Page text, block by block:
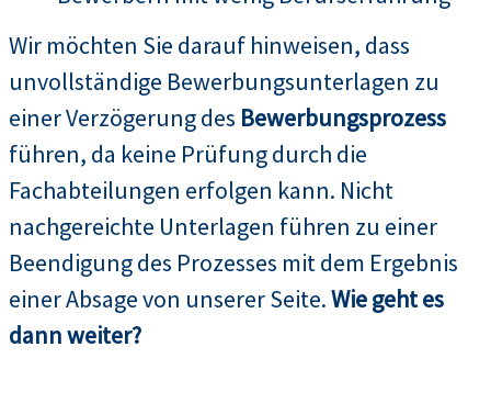
Wir möchten Sie darauf hinweisen, dass
unvollständige Bewerbungsunterlagen zu
einer Verzögerung des Bewerbungsprozess
führen, da keine Prüfung durch die
Fachabteilungen erfolgen kann. Nicht
nachgereichte Unterlagen führen zu einer
Beendigung des Prozesses mit dem Ergebnis
einer Absage von unserer Seite.Wie geht es
dann weiter?